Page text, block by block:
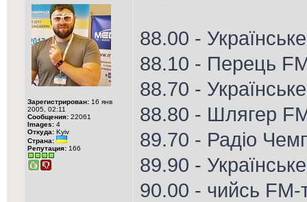
Зарегистрирован: 16 янв
2005, 02:11
Сообщения: 22061
Images: 4
Откуда: Kyiv
Страна:
Репутация: 166
88.00 -
88.10 - Перець
88.70 -
88.80 - Шлягер
89.70 - Радіо
89.90 -
90.00 - чийсь FM-